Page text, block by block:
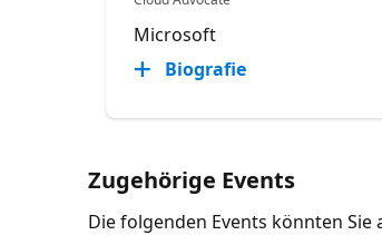
Microsoft
Biografie
Zugehörige Events
Die folgenden Events könnten Sie